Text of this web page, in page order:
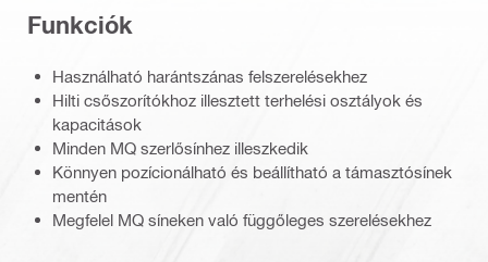
Funkciók
Használható harántszánas felszerelésekhez
Hilti csőszorítókhoz illesztett terhelési osztályok és
kapacitások
Minden MQ szerlősínhez illeszkedik
Könnyen pozícionálható és beállítható a támasztósínek
mentén
Megfelel MQ síneken való függőleges szerelésekhez